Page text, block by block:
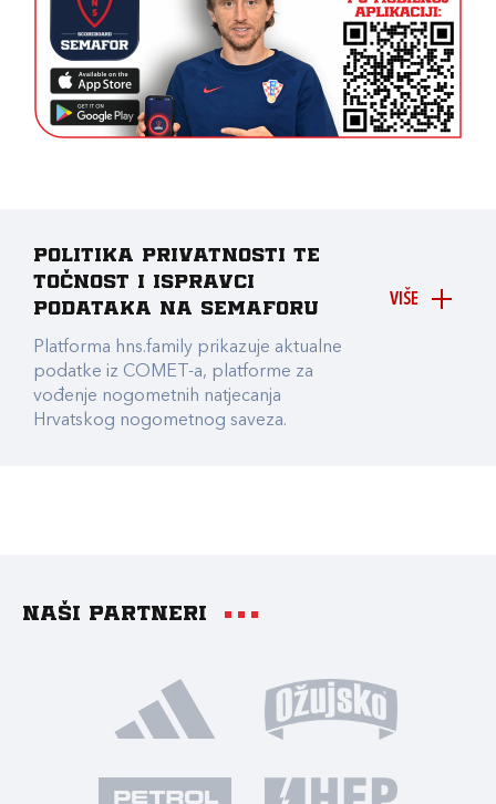
VIŠE
Politika privatnosti te
točnost i ispravci
podataka na Semaforu
Platforma hns.family prikazuje aktualne
podatke iz COMET-a, platforme za
vođenje nogometnih natjecanja
Hrvatskog nogometnog saveza.
Naši partneri